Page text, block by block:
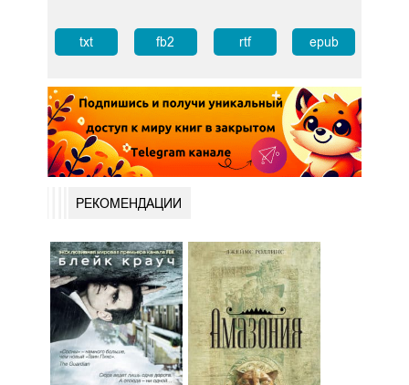
txt fb2 rtf epub
РЕКОМЕНДАЦИИ